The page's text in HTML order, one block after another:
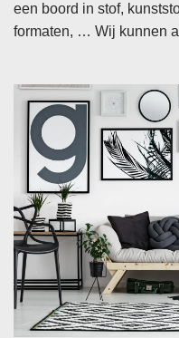
een boord in stof,
formaten, … Wij kunnen